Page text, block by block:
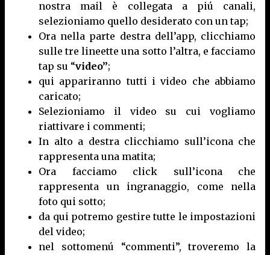
nostra mail è collegata a piú canali,
selezioniamo quello desiderato con un tap;
Ora nella parte destra dell’app, clicchiamo
sulle tre lineette una sotto l’altra, e facciamo
tap su “video”;
qui appariranno tutti i video che abbiamo
caricato;
Selezioniamo il video su cui vogliamo
riattivare i commenti;
In alto a destra clicchiamo sull’icona che
rappresenta una matita;
Ora facciamo click sull’icona che
rappresenta un ingranaggio, come nella
foto qui sotto;
da qui potremo gestire tutte le impostazioni
del video;
nel sottomenú “commenti”, troveremo la